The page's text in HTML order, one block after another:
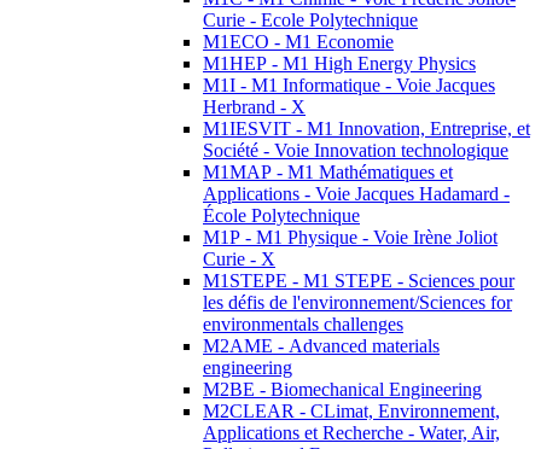
Curie - Ecole Polytechnique
M1ECO - M1 Economie
M1HEP - M1 High Energy Physics
M1I - M1 Informatique - Voie Jacques
Herbrand - X
M1IESVIT - M1 Innovation, Entreprise, et
Société - Voie Innovation technologique
M1MAP - M1 Mathématiques et
Applications - Voie Jacques Hadamard -
École Polytechnique
M1P - M1 Physique - Voie Irène Joliot
Curie - X
M1STEPE - M1 STEPE - Sciences pour
les défis de l'environnement/Sciences for
environmentals challenges
M2AME - Advanced materials
engineering
M2BE - Biomechanical Engineering
M2CLEAR - CLimat, Environnement,
Applications et Recherche - Water, Air,